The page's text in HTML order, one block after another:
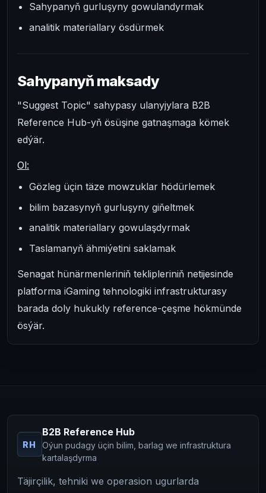
Sahypanyň gurluşyny gowulandyrmak
analitik materiallary ösdürmek
Sahypanyň maksady
"Suggest Topic" sahypasy ulanyjylara B2B
Reference Hub-yň ösüşine gatnaşmaga kömek
edýär.
Ol:
Gözleg üçin täze mowzuklar hödürlemek
bilim bazasynyň gurluşyny giňeltmek
analitik materiallary gowulaşdyrmak
Taslamanyň ähmiýetini saklamak
Senagat hünärmenleriniň teklipleriniň netijesinde
platforma iGaming tehnologiki infrastrukturasy
barada doly hukukly reference-çeşme hökmünde
ösýär.
RH
B2B Reference Hub
Oýun pudagy üçin bilim, barlag we infrastruktura
kartalaşdyrma
Täjirçilik, tehniki we operasion ugurlarda